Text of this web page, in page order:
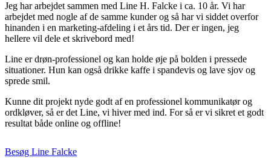
Jeg har arbejdet sammen med Line H. Falcke i ca. 10 år. Vi har
arbejdet med nogle af de samme kunder og så har vi siddet overfor
hinanden i en marketing-afdeling i et års tid. Der er ingen, jeg
hellere vil dele et skrivebord med!
Line er drøn-professionel og kan holde øje på bolden i pressede
situationer. Hun kan også drikke kaffe i spandevis og lave sjov og
sprede smil.
Kunne dit projekt nyde godt af en professionel kommunikatør og
ordkløver, så er det Line, vi hiver med ind. For så er vi sikret et godt
resultat både online og offline!
Besøg Line Falcke